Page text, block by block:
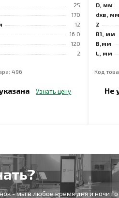
25
170
12
16.0
120
2
496
Узнать цену
D, мм
dхв, мм
Z
B1, мм
B,мм
L, мм
Код
Не
- мы в любое время дня и ночи